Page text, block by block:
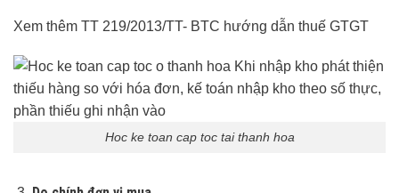
Xem thêm TT 219/2013/TT- BTC hướng dẫn thuế GTGT
Hoc ke toan cap toc tai thanh hoa